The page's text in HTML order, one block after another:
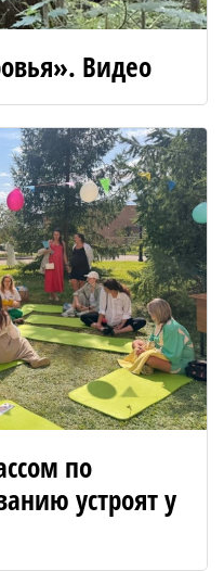
Видео
по
устроят у